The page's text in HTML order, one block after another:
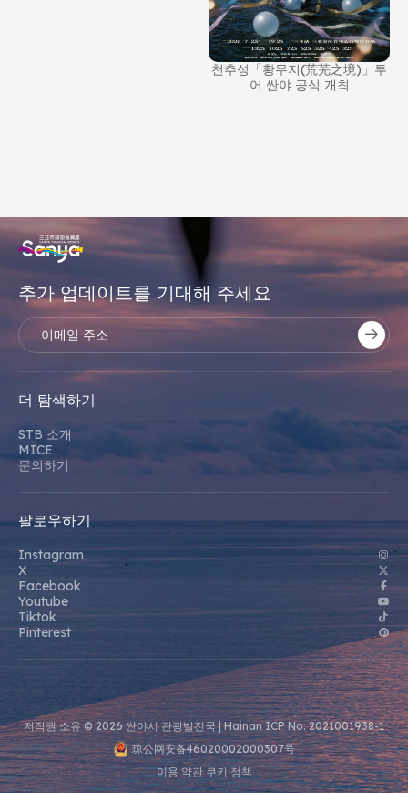
천추성「황무지(荒芜之境)」투
어 싼야 공식 개최
추가 업데이트를 기대해 주세요
더 탐색하기
STB 소개
MICE
문의하기
팔로우하기
Instagram
X
Facebook
Youtube
Tiktok
Pinterest
저작권 소유 © 2026 싼야시 관광발전국 |Hainan ICP No. 2021001938-1
琼公网安备46020002000307号
이용 약관쿠키 정책